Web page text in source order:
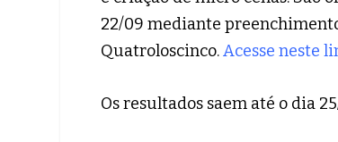
22/09 mediante
Quatroloscinco.Acesse neste
Os resultados saem até o dia